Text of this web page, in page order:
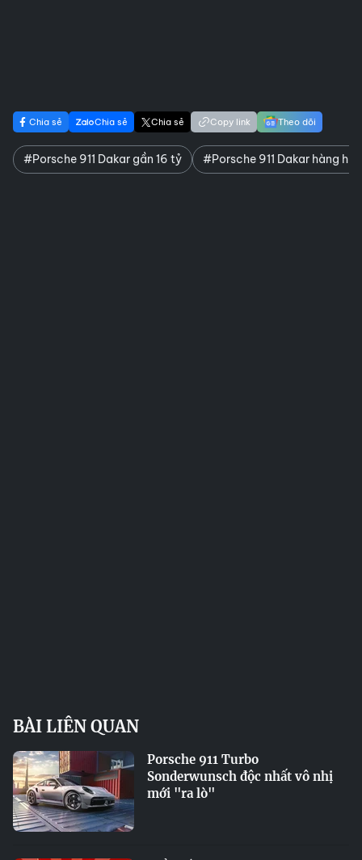
Chia sẻ Chia sẻ Chia sẻ Copy link Theo dõi
#Porsche 911 Dakar gần 16 tỷ #Porsche 911 Dakar hàng
BÀI LIÊN QUAN
Porsche 911 Turbo
Sonderwunsch độc nhất vô nhị
mới "ra lò"